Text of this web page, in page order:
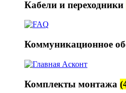
Кабели и переходники
Коммуникационное
Комплекты монтажа